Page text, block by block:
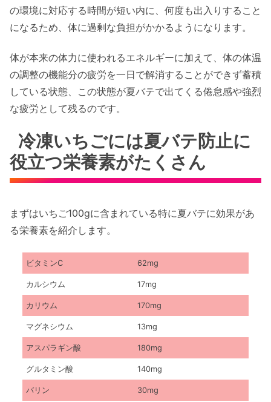
の環境に対応する時間が短い内に、何度も出入りすること
になるため、体に過剰な負担がかかるようになります。
体が本来の体力に使われるエネルギーに加えて、体の体温
の調整の機能分の疲労を一日で解消することができず蓄積
している状態、この状態が夏バテで出てくる倦怠感や強烈
な疲労として残るのです。
冷凍いちごには夏バテ防止に
役立つ栄養素がたくさん
まずはいちご100gに含まれている特に夏バテに効果があ
る栄養素を紹介します。
ビタミンC 62mg
カルシウム 17mg
カリウム 170mg
マグネシウム 13mg
アスパラギン酸 180mg
グルタミン酸 140mg
バリン 30mg